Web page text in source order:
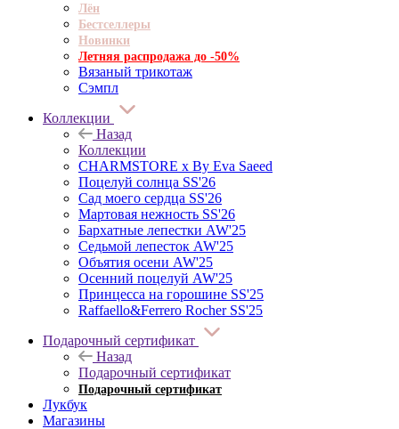
Лён
Бестселлеры
Новинки
Летняя распродажа до -50%
Вязаный трикотаж
Сэмпл
Коллекции
Назад
Коллекции
CHARMSTORE х By Eva Saeed
Поцелуй солнца SS'26
Сад моего сердца SS'26
Мартовая нежность SS'26
Бархатные лепестки AW'25
Седьмой лепесток AW'25
Объятия осени AW'25
Осенний поцелуй AW'25
Принцесса на горошине SS'25
Raffaello&Ferrero Rocher SS'25
Подарочный сертификат
Назад
Подарочный сертификат
Подарочный сертификат
Лукбук
Магазины